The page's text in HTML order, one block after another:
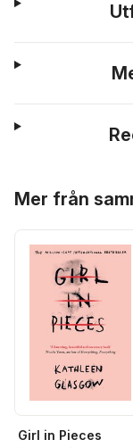
Mer från
Girl in Pieces